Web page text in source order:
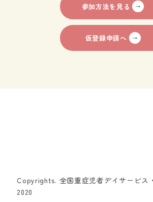
参加方法を見る
仮登録申請へ
Copyrights. 全国重症児者デイサービス
2020